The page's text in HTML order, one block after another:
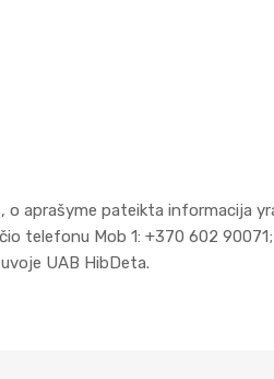
aprašyme pateikta informacija
telefonu Mob 1: +370 602
UAB HibDeta.